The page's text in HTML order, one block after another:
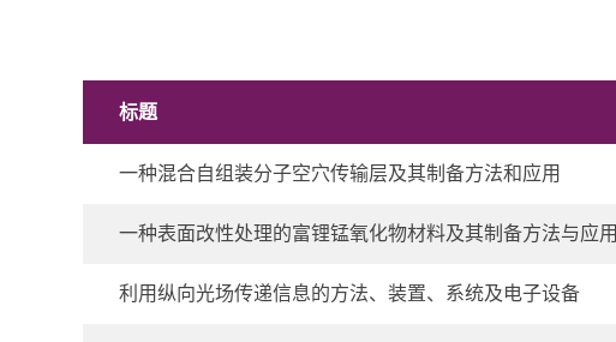
标题
一种混合自组装分子空穴传输层及其制备方法和应用
一种表面改性处理的富锂锰氧化物材料及其制备方法与应用
利用纵向光场传递信息的方法、装置、系统及电子设备